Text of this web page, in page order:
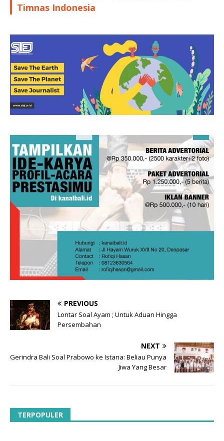
Timnas Indonesia
PREVIOUS
Lontar Soal Ayam ; Untuk Aduan Hingga
Persembahan
NEXT
Gerindra Bali Soal Prabowo ke Istana: Beliau Punya
Jiwa Yang Besar
TERPOPULER